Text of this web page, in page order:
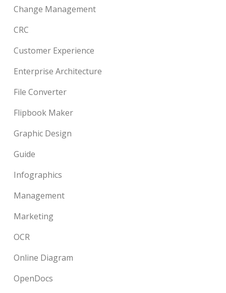
Change Management
CRC
Customer Experience
Enterprise Architecture
File Converter
Flipbook Maker
Graphic Design
Guide
Infographics
Management
Marketing
OCR
Online Diagram
OpenDocs